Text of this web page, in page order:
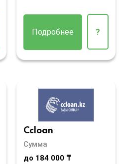
Подробнее ?
Ccloan
Сумма
до 184 000 ₸